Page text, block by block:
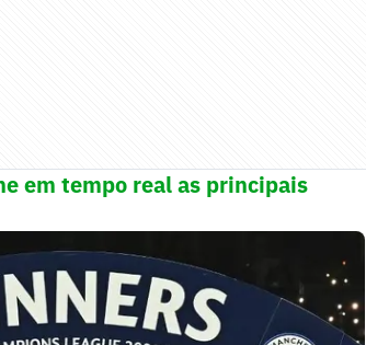
em tempo real as principais